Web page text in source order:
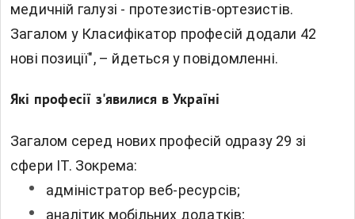
медичній галузі - протезистів-ортезистів.
Загалом у Класифікатор професій додали 42
нові позиції", – йдеться у повідомленні.
Які професії з'явилися в Україні
Загалом серед нових професій одразу 29 зі
сфери ІТ. Зокрема:
адміністратор веб-ресурсів;
аналітик мобільних додатків;